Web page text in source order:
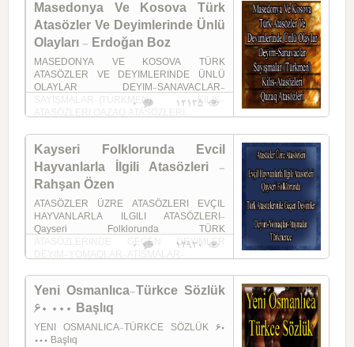
Masedonya Ve Kosova Türk
Atasözler Ve Deyimlerinde Ünlü
Olayları - Erdoğan Boz
MASEDONYA VE KOSOVA TÜRK
ATASÖZLER VE DEYIMLERINDE ÜNLÜ
OLAYLAR DEYIM-SANAVACLAR-
SAYIŞMALAR-(TÜRKMEN) KILIS-
12135
0
Kayseri Folklorunda Evcil
Hayvanlarla İlgili Atasözleri -
Rahşan Özen
ATASÖZLER ÜZRE ATASÖZLERI EVÇIL
HAYVANLARLA ILGILI ATASÖZLERI-
Qayseri Folklorunda TÜRK
ATASÖZLERINDE GEÇEN DEYIMLER
12920
0
Yeni Osmanlıca-Türkce Sözlük
60 000 Başlıq
YENI OSMANLICA-TÜRKCE SÖZLÜK 60
000 Başlıq